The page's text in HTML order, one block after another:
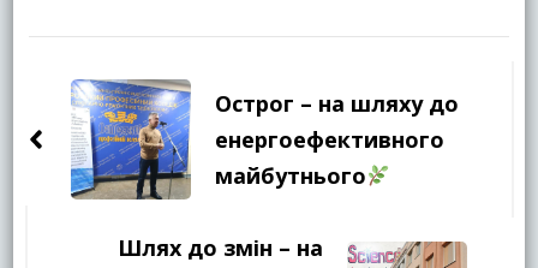
по
запису
Острог – на шляху до
енергоефективного
майбутнього
Шлях до змін – на